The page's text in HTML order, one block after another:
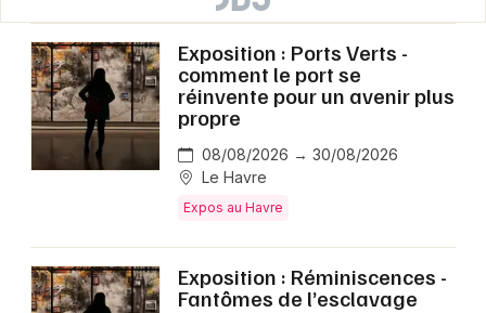
Exposition : Ports Verts -
comment le port se
réinvente pour un avenir plus
propre
08/08/2026 → 30/08/2026
Le Havre
Expos au Havre
Exposition : Réminiscences -
Fantômes de l’esclavage